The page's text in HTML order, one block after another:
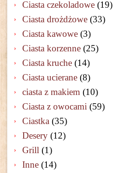
Ciasta czekoladowe (19)
Ciasta drożdżowe (33)
Ciasta kawowe (3)
Ciasta korzenne (25)
Ciasta kruche (14)
Ciasta ucierane (8)
ciasta z makiem (10)
Ciasta z owocami (59)
Ciastka (35)
Desery (12)
Grill (1)
Inne (14)